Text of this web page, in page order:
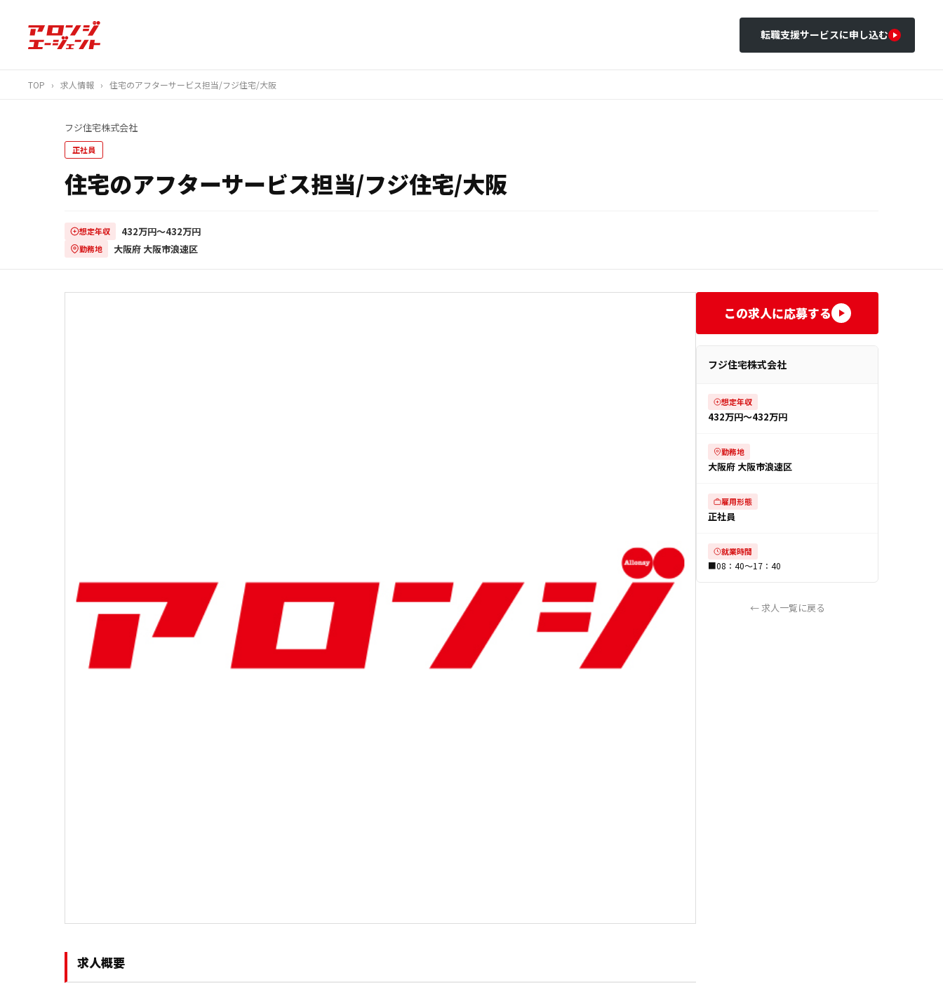
転職支援サービスに申し込む
TOP › 求人情報 › 住宅のアフターサービス担当/フジ住宅/大阪
フジ住宅株式会社
正社員
住宅のアフターサービス担当/フジ住宅/大阪
想定年収 432万円〜432万円
勤務地 大阪府 大阪市浪速区
求人概要
この求人に応募する
フジ住宅株式会社
想定年収
432万円〜432万円
勤務地
大阪府 大阪市浪速区
雇用形態
正社員
就業時間
■08：40～17：40
← 求人一覧に戻る